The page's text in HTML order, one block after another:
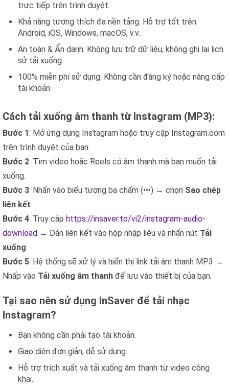
trực tiếp trên trình duyệt.
Khả năng tương thích đa nền tảng: Hỗ trợ tốt trên
Android, iOS, Windows, macOS, v.v.
An toàn & Ẩn danh: Không lưu trữ dữ liệu, không ghi lại lịch
sử tải xuống.
100% miễn phí sử dụng: Không cần đăng ký hoặc nâng cấp
tài khoản.
Cách tải xuống âm thanh từ Instagram (MP3):
Bước 1: Mở ứng dụng Instagram hoặc truy cập Instagram.com
trên trình duyệt của bạn.
Bước 2: Tìm video hoặc Reels có âm thanh mà bạn muốn tải
xuống.
Bước 3: Nhấn vào biểu tượng ba chấm (•••) → chọn Sao chép
liên kết.
Bước 4: Truy cập https://insaver.to/vi2/instagram-audio-
download → Dán liên kết vào hộp nhập liệu và nhấn nút Tải
xuống.
Bước 5: Hệ thống sẽ xử lý và hiển thị link tải âm thanh MP3 →
Nhấp vào Tải xuống âm thanh để lưu vào thiết bị của bạn.
Tại sao nên sử dụng InSaver để tải nhạc
Instagram?
Bạn không cần phải tạo tài khoản.
Giao diện đơn giản, dễ sử dụng.
Hỗ trợ trích xuất và tải xuống âm thanh từ video công
khai.